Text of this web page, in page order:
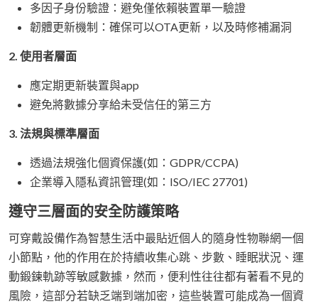
多因子身份驗證：避免僅依賴裝置單一驗證
韌體更新機制：確保可以OTA更新，以及時修補漏洞
2. 使用者層面
應定期更新裝置與app
避免將數據分享給未受信任的第三方
3. 法規與標準層面
透過法規強化個資保護(如：GDPR/CCPA)
企業導入隱私資訊管理(如：ISO/IEC 27701)
遵守三層面的安全防護策略
可穿戴設備作為智慧生活中最貼近個人的隨身性物聯網一個
小節點，他的作用在於持續收集心跳、步數、睡眠狀況、運
動鍛鍊軌跡等敏感數據，然而，便利性往往都有著看不見的
風險，這部分若缺乏端到端加密，這些裝置可能成為一個資